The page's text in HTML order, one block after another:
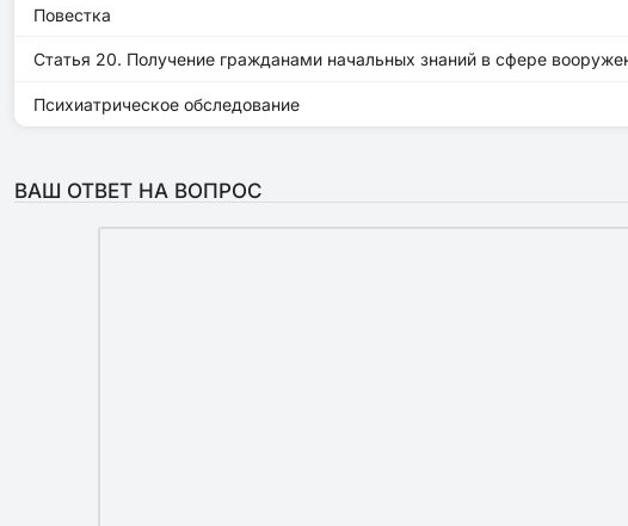
Повестка
Статья 20. Получение гражданами начальных знаний в сфере
Психиатрическое обследование
ВАШ ОТВЕТ НА ВОПРОС